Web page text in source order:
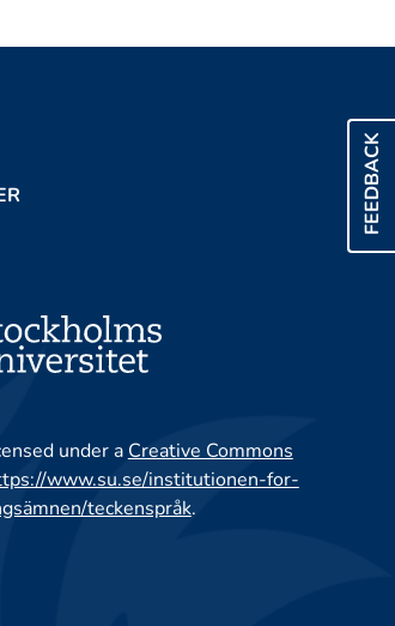
FEEDBACK
under a Creative Commons
www.su.se/institutionen-for-
teckenspråk.